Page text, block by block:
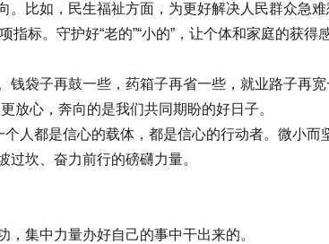
。比如，民生福祉方面，为更好解决人民群众急
指标。守护好“老的”“小的”，让个体和家庭的获
袋子再鼓一些，药箱子再省一些，就业路子再宽
放心，奔向的是我们共同期盼的好日子。
人都是信心的载体，都是信心的行动者。微小而
过坎、奋力前行的磅礴力量。
集中力量办好自己的事中干出来的。